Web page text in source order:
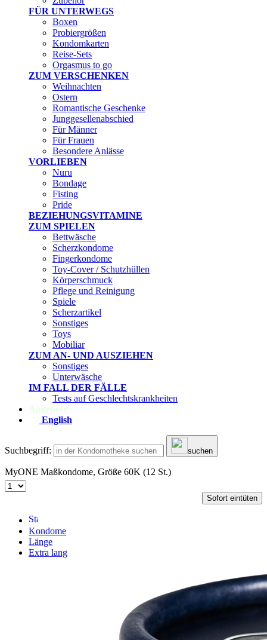
FÜR UNTERWEGS
Boxen
Probiergrößen
Kondomkarten
Reise-Sets
Orgasmus to go
ZUM VERSCHENKEN
Weihnachten
Ostern
Romantische Geschenke
Junggesellenabschied
Für Männer
Für Frauen
Besondere Anlässe
VORLIEBEN
Nuru
Bondage
Fisting
Pride
BEZIEHUNGSVITAMINE
ZUM SPIELEN
Bettwäsche
Scherzkondome
Fingerkondome
Toy-Cover / Schutzhüllen
Körperschmuck
Pflege und Reinigung
Spiele
Scherzartikel
Sonstiges
Toys
Mobiliar
ZUM AN- UND AUSZIEHEN
Sonstiges
Unterwäsche
IM FALL DER FÄLLE
Tests auf Geschlechtskrankheiten
Angebote
English
Suchbegriff: suchen
MyONE Maßkondome, Größe 60K (12 St.)
Sofort eintüten
Kondome
Länge
Extra lang